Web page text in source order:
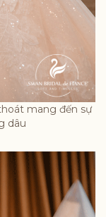
mang đến sự
dâu